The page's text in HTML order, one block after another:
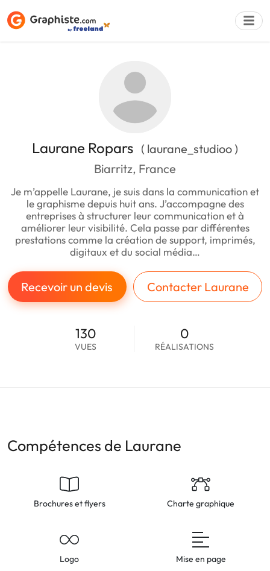
Laurane Ropars ( laurane_studioo )
Biarritz, France
Je m’appelle Laurane, je suis dans la communication et
le graphisme depuis huit ans. J’accompagne des
entreprises à structurer leur communication et à
améliorer leur visibilité. Cela passe par différentes
prestations comme la création de support, imprimés,
digitaux et du social média…
Recevoir un devis Contacter Laurane
130
VUES
0
RÉALISATIONS
Compétences de Laurane
Brochures et flyers Charte graphique
Logo Mise en page